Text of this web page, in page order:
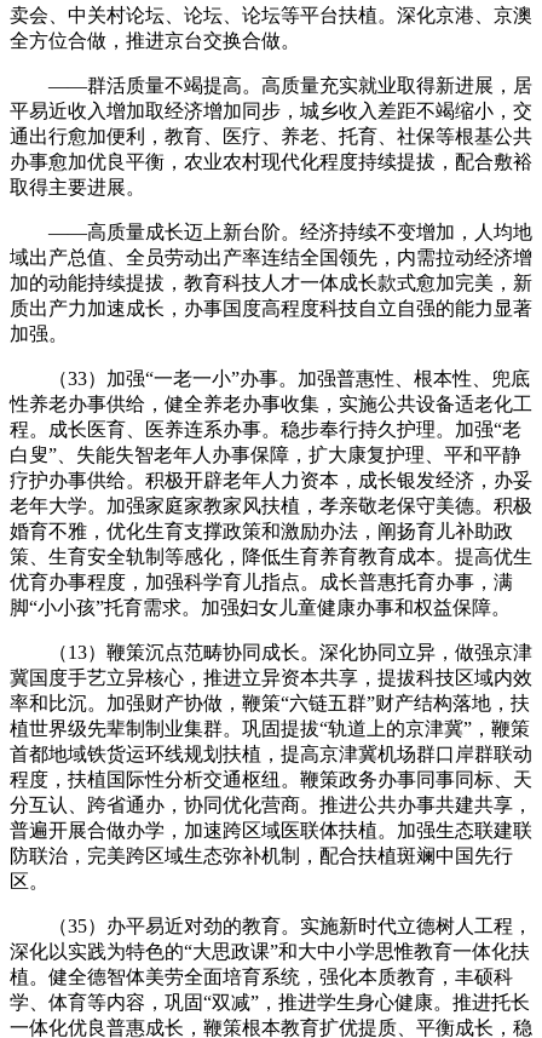
卖会、中关村论坛、论坛、论坛等平台扶植。深化京港、京澳
全方位合做，推进京台交换合做。
——群活质量不竭提高。高质量充实就业取得新进展，居
平易近收入增加取经济增加同步，城乡收入差距不竭缩小，交
通出行愈加便利，教育、医疗、养老、托育、社保等根基公共
办事愈加优良平衡，农业农村现代化程度持续提拔，配合敷裕
取得主要进展。
——高质量成长迈上新台阶。经济持续不变增加，人均地
域出产总值、全员劳动出产率连结全国领先，内需拉动经济增
加的动能持续提拔，教育科技人才一体成长款式愈加完美，新
质出产力加速成长，办事国度高程度科技自立自强的能力显著
加强。
（33）加强“一老一小”办事。加强普惠性、根本性、兜底
性养老办事供给，健全养老办事收集，实施公共设备适老化工
程。成长医育、医养连系办事。稳步奉行持久护理。加强“老
白叟”、失能失智老年人办事保障，扩大康复护理、平和平静
疗护办事供给。积极开辟老年人力资本，成长银发经济，办妥
老年大学。加强家庭家教家风扶植，孝亲敬老保守美德。积极
婚育不雅，优化生育支撑政策和激励办法，阐扬育儿补助政
策、生育安全轨制等感化，降低生育养育教育成本。提高优生
优育办事程度，加强科学育儿指点。成长普惠托育办事，满
脚“小小孩”托育需求。加强妇女儿童健康办事和权益保障。
（13）鞭策沉点范畴协同成长。深化协同立异，做强京津
冀国度手艺立异核心，推进立异资本共享，提拔科技区域内效
率和比沉。加强财产协做，鞭策“六链五群”财产结构落地，扶
植世界级先辈制制业集群。巩固提拔“轨道上的京津冀”，鞭策
首都地域铁货运环线规划扶植，提高京津冀机场群口岸群联动
程度，扶植国际性分析交通枢纽。鞭策政务办事同事同标、天
分互认、跨省通办，协同优化营商。推进公共办事共建共享，
普遍开展合做办学，加速跨区域医联体扶植。加强生态联建联
防联治，完美跨区域生态弥补机制，配合扶植斑斓中国先行
区。
（35）办平易近对劲的教育。实施新时代立德树人工程，
深化以实践为特色的“大思政课”和大中小学思惟教育一体化扶
植。健全德智体美劳全面培育系统，强化本质教育，丰硕科
学、体育等内容，巩固“双减”，推进学生身心健康。推进托长
一体化优良普惠成长，鞭策根本教育扩优提质、平衡成长，稳